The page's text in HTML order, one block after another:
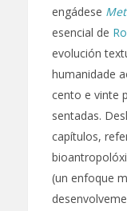
engádese
esencial de
evolución
humanidade
cento e vinte
sentadas.
capítulos,
(un enfoque